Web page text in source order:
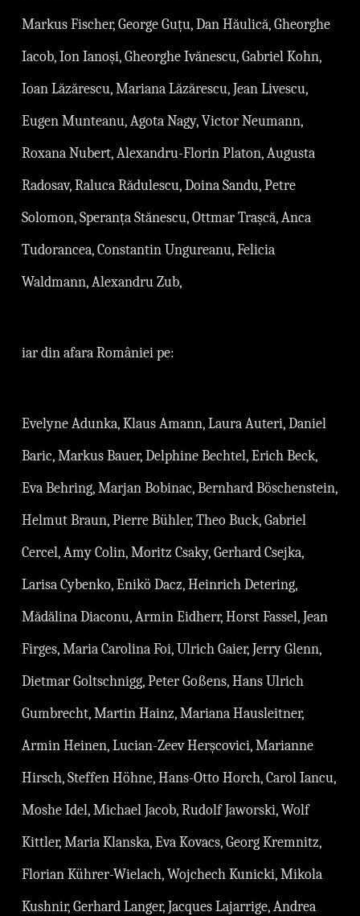
Markus Fischer, George Guțu, Dan Hăulică, Gheorghe
Iacob, Ion Ianoși, Gheorghe Ivănescu, Gabriel Kohn,
Ioan Lăzărescu, Mariana Lăzărescu, Jean Livescu,
Eugen Munteanu, Agota Nagy, Victor Neumann,
Roxana Nubert, Alexandru-Florin Platon, Augusta
Radosav, Raluca Rădulescu, Doina Sandu, Petre
Solomon, Speranța Stănescu, Ottmar Trașcă, Anca
Tudorancea, Constantin Ungureanu, Felicia
Waldmann, Alexandru Zub,
iar din afara României pe:
Evelyne Adunka, Klaus Amann, Laura Auteri, Daniel
Baric, Markus Bauer, Delphine Bechtel, Erich Beck,
Eva Behring, Marjan Bobinac, Bernhard Böschenstein,
Helmut Braun, Pierre Bühler, Theo Buck, Gabriel
Cercel, Amy Colin, Moritz Csaky, Gerhard Csejka,
Larisa Cybenko, Enikö Dacz, Heinrich Detering,
Mădălina Diaconu, Armin Eidherr, Horst Fassel, Jean
Firges, Maria Carolina Foi, Ulrich Gaier, Jerry Glenn,
Dietmar Goltschnigg, Peter Goßens, Hans Ulrich
Gumbrecht, Martin Hainz, Mariana Hausleitner,
Armin Heinen, Lucian-Zeev Herșcovici, Marianne
Hirsch, Steffen Höhne, Hans-Otto Horch, Carol Iancu,
Moshe Idel, Michael Jacob, Rudolf Jaworski, Wolf
Kittler, Maria Klanska, Eva Kovacs, Georg Kremnitz,
Florian Kührer-Wielach, Wojchech Kunicki, Mikola
Kushnir, Gerhard Langer, Jacques Lajarrige, Andrea